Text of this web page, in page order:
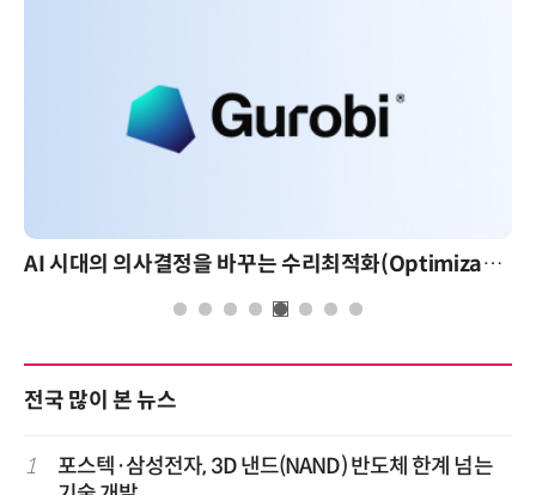
AI 시대의 의사결정을 바꾸는 수리최적화(Optimization): 실제 산업 적용 사례와 활용 전략
전국 많이 본 뉴스
1
포스텍·삼성전자, 3D 낸드(NAND) 반도체 한계 넘는